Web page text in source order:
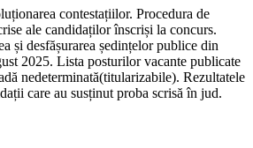
contestațiilor. Procedura de
ale candidaților înscriși la concurs.
și desfășurarea ședințelor publice din
2025. Lista posturilor vacante publicate
nedeterminată(titularizabile). Rezultatele
care au susținut proba scrisă în jud.